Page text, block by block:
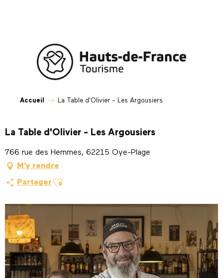
Accueil La Table d'Olivier - Les Argousiers
La Table d'Olivier - Les Argousiers
766 rue des Hemmes, 62215 Oye-Plage
M'y rendre
Partager Ajouter aux favoris